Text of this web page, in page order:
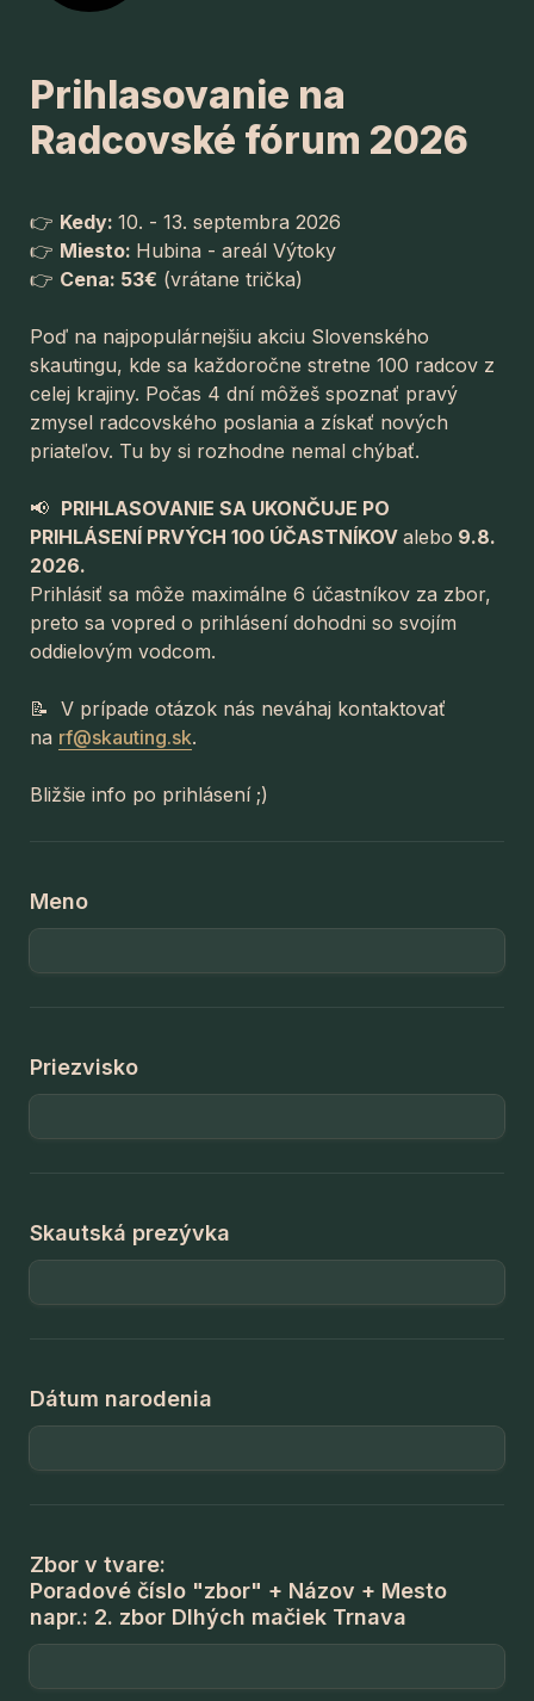
Prihlasovanie na
Radcovské fórum 2026
👉 Kedy: 10. - 13. septembra 2026
👉 Miesto: Hubina - areál Výtoky
👉 Cena: 53€ (vrátane trička)
Poď na najpopulárnejšiu akciu Slovenského
skautingu, kde sa každoročne stretne 100 radcov z
celej krajiny. Počas 4 dní môžeš spoznať pravý
zmysel radcovského poslania a získať nových
priateľov. Tu by si rozhodne nemal chýbať.
📢 PRIHLASOVANIE SA UKONČUJE PO
PRIHLÁSENÍ PRVÝCH 100 ÚČASTNÍKOV alebo 9.8.
2026.
Prihlásiť sa môže maximálne 6 účastníkov za zbor,
preto sa vopred o prihlásení dohodni so svojím
oddielovým vodcom.
📝  V prípade otázok nás neváhaj kontaktovať
na rf@skauting.sk.
Bližšie info po prihlásení ;)
Meno
Priezvisko
Skautská prezývka
Dátum narodenia
Zbor v tvare:
Poradové číslo "zbor" + Názov + Mesto
napr.: 2. zbor Dlhých mačiek Trnava